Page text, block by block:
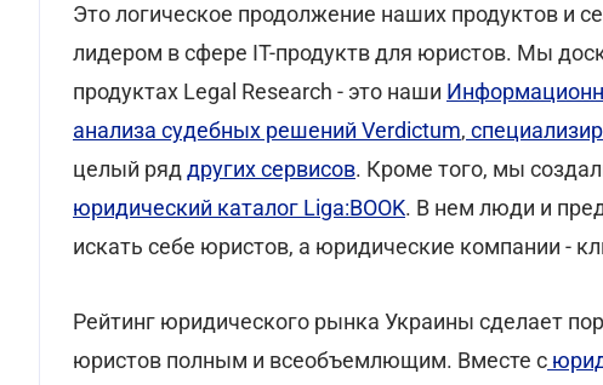
Это логическое продолжение наших продуктов и
лидером в сфере IT-продуктв для юристов. Мы
продуктах Legal Research - это наши
анализа судебных решений Verdictum,
целый ряд других сервисов. Кроме того, мы
юридический каталог Liga:BOOK. В нем люди и
искать себе юристов, а юридические компании -
Рейтинг юридического рынка Украины сделает
юристов полным и всеобъемлющим. Вместе с